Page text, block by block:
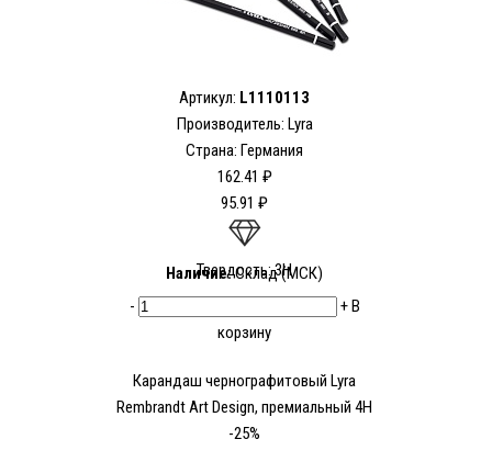
Артикул: L1110113
Производитель: Lyra
Страна: Германия
162.41 ₽
95.91 ₽
Твердость: 3Н
Наличие:Склад (МСК)
-
+В
корзину
Карандаш чернографитовый Lyra
Rembrandt Art Design, премиальный 4Н
-25%